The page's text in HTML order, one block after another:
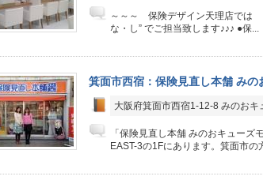
～～～ 保険デザイン天理店では
な・し” でご担当致します♪♪♪ ●保...
箕面市西宿：保険見直し本舗 みの
大阪府箕面市西宿1-12-8 みのおキ
「保険見直し本舗 みのおキュー
EAST-3の1Fにあります。箕面市